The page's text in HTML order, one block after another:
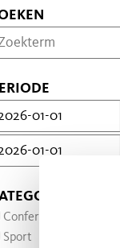
Conferenties/Lezingen
Sport